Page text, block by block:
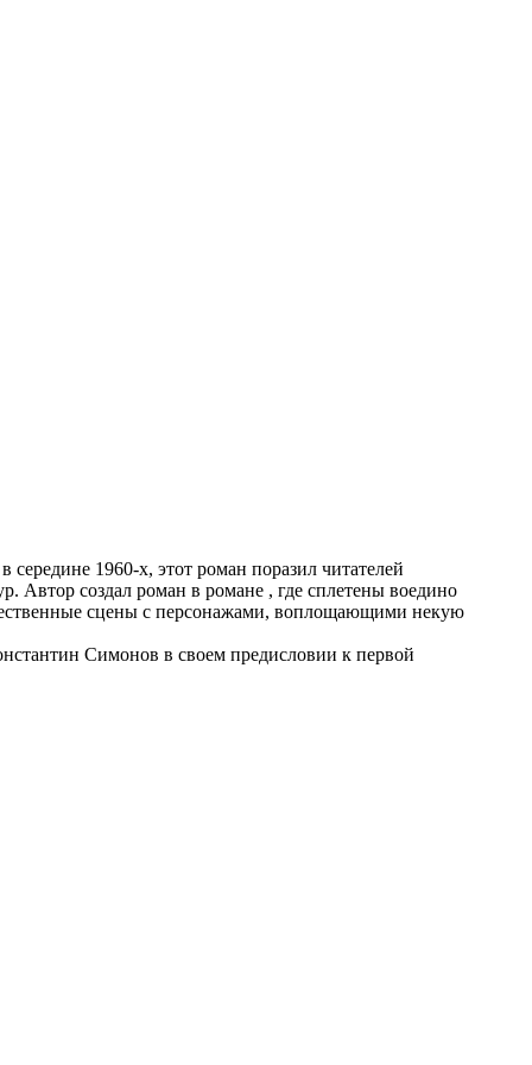
1960-х, этот роман поразил читателей
Автор создал роман в романе , где сплетены воедино
сцены с персонажами, воплощающими некую
Симонов в своем предисловии к первой